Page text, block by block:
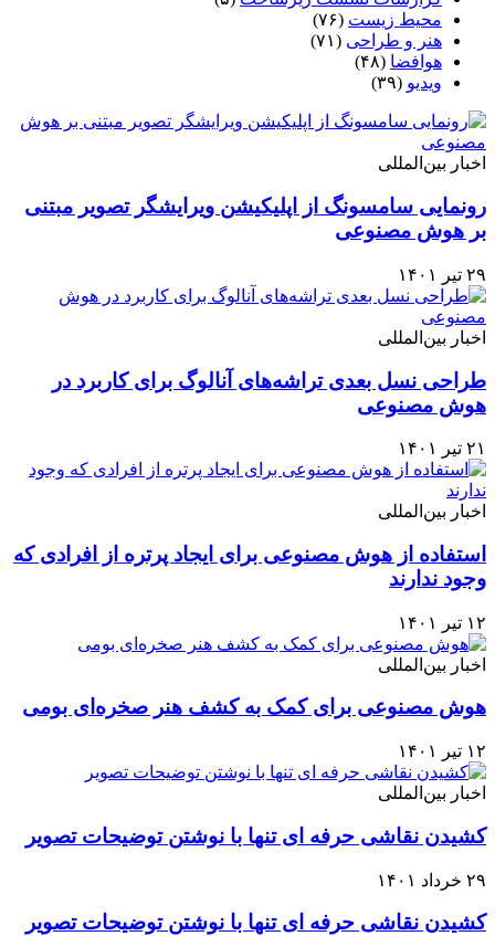
محیط زیست (۷۶)
هنر و طراحی (۷۱)
هوافضا (۴۸)
ویدیو (۳۹)
اخبار بین‌المللی
رونمایی سامسونگ از اپلیکیشن ویرایشگر تصویر مبتنی
بر هوش مصنوعی
۲۹ تیر ۱۴۰۱
اخبار بین‌المللی
طراحی نسل بعدی تراشه‌های آنالوگ برای کاربرد در
هوش مصنوعی
۲۱ تیر ۱۴۰۱
اخبار بین‌المللی
استفاده از هوش مصنوعی برای ایجاد پرتره از افرادی که
وجود ندارند
۱۲ تیر ۱۴۰۱
اخبار بین‌المللی
هوش مصنوعی برای کمک به کشف هنر صخره‌ای بومی
۱۲ تیر ۱۴۰۱
اخبار بین‌المللی
کشیدن نقاشی حرفه ای تنها با نوشتن توضیحات تصویر
۲۹ خرداد ۱۴۰۱
کشیدن نقاشی حرفه ای تنها با نوشتن توضیحات تصویر